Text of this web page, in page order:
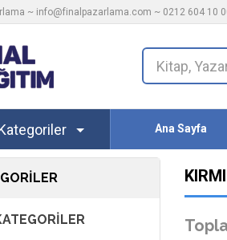
~ info@finalpazarlama.com ~ 0212 604 10
Ana Sayfa